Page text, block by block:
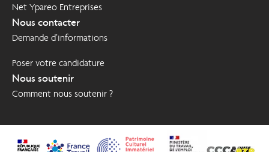
Net Ypareo Entreprises
Nous contacter
Demande d’informations
Poser votre candidature
Nous soutenir
Comment nous soutenir ?